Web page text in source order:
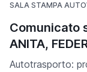
SALA STAMPA
Comunicato
ANITA,
Autotrasporto: